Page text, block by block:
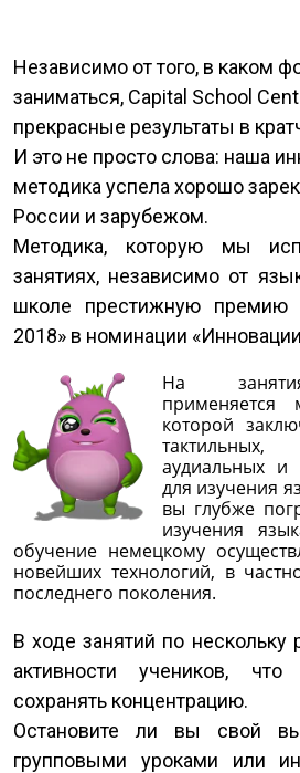
Независимо от того, в каком
заниматься, Capital School
прекрасные результаты в
И это не просто слова: наша
методика успела хорошо
России и зарубежом.
Методика, которую мы
занятиях, независимо от
школе престижную премию
2018» в номинации
На
применяется
которой
аудиальных и
для изучения
вы глубже
изучения
обучение немецкому
новейших технологий, в
последнего поколения.
В ходе занятий по
активности учеников,
сохранять концентрацию.
Остановите ли вы свой
групповыми уроками или